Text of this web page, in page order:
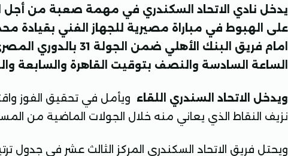
يدخل نادي الاتحاد السكندري في مهمة صعبة من أجل
على الهبوط في مباراة مصيرية للجهاز الفني بقيادة
امام فريق البنك الأهلي
الساعة السادسة والنصف بتوقيت القاهرة والسابعة
ويدخل الاتحاد السندري اللقاء ويأمل في تحقيق الفوز
نزيف النقاط الذي يعاني منه خلال الجولات الماضية من